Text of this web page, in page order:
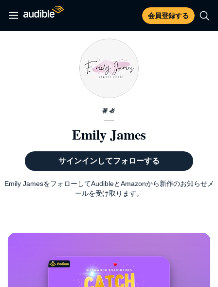
会員登録する
著者
Emily James
サインインしてフォローする
Emily JamesをフォローしてAudibleとAmazonから新作のお知らせメ
ールを受け取ります。